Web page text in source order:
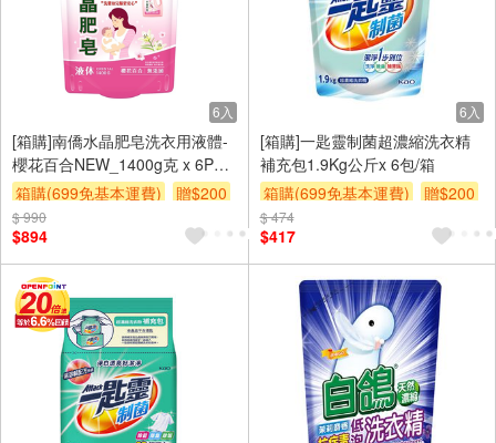
6入
[箱購]南僑水晶肥皂洗衣用液體-
櫻花百合NEW_1400g克 x 6PC
包
箱購(699免基本運費) 贈$200
$ 990
$894
6入
[箱購]一匙靈制菌超濃縮洗衣精
補充包1.9Kg公斤x 6包/箱
箱購(699免基本運費)
贈$200
$ 474
$417